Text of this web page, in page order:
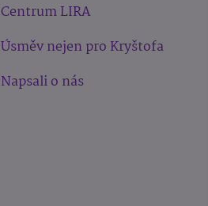
Centrum LIRA
Úsměv nejen pro Kryštofa
Napsali o nás